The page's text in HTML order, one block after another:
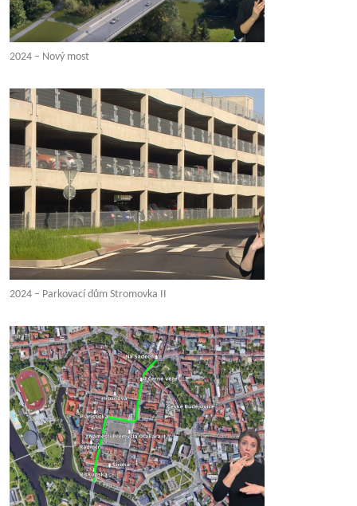
2024 – Nový most
2024 – Parkovací dům Stromovka II